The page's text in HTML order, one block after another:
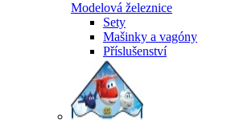
Modelová železnice
Sety
Mašinky a vagóny
Příslušenství